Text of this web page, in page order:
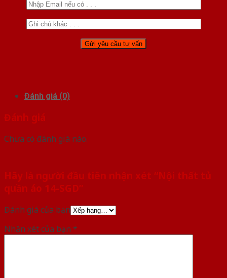
Đánh giá (0)
Đánh giá
Chưa có đánh giá nào.
Hãy là người đầu tiên nhận xét “Nội thất tủ
quần áo 14-SGD”
Đánh giá của bạn
Nhận xét của bạn *